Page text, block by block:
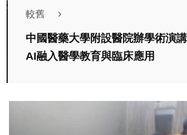
較舊
中國醫藥大學附設醫院辦學術演
AI融入醫學教育與臨床應用